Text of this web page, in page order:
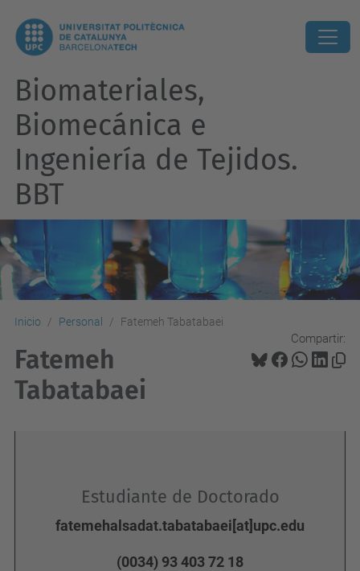
Biomateriales,
Biomecánica e
Ingeniería de Tejidos.
BBT
Inicio Personal Fatemeh Tabatabaei
Compartir:
Fatemeh
Tabatabaei
Estudiante de Doctorado
fatemehalsadat.tabatabaei[at]upc.edu
(0034) 93 403 72 18